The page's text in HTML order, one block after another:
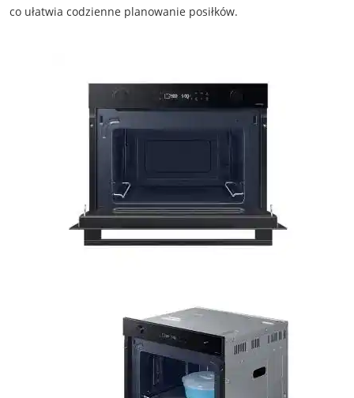
co ułatwia codzienne planowanie posiłków.